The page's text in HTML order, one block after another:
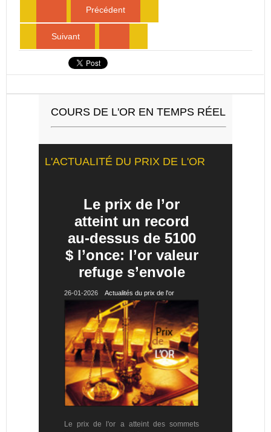
Précédent
Suivant
COURS DE L'OR EN TEMPS RÉEL
L'ACTUALITÉ DU PRIX DE L'OR